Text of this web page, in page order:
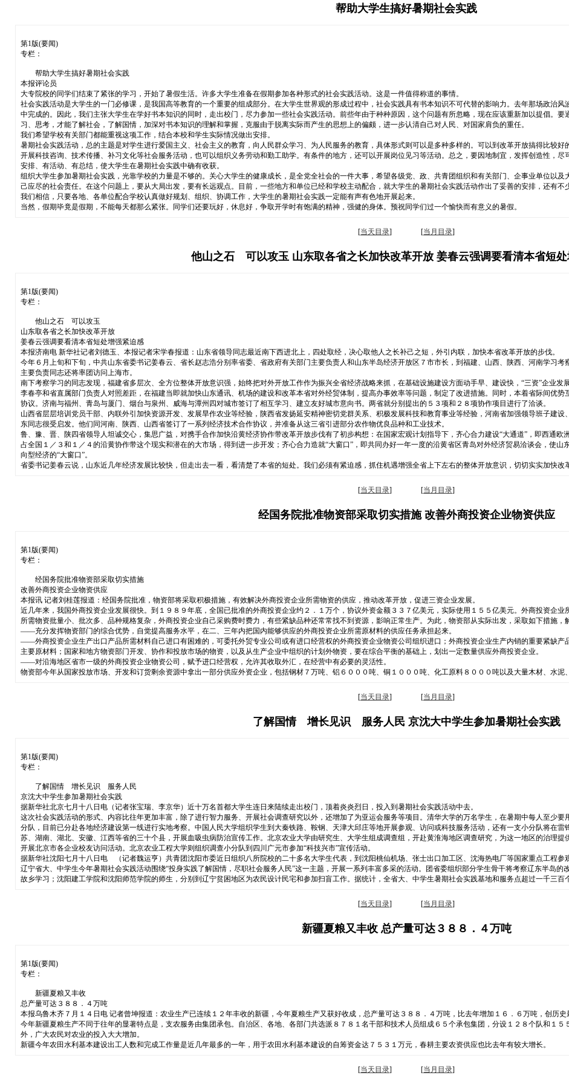
帮助大学生搞好暑期社会实践
第1版(要闻)
专栏：
帮助大学生搞好暑期社会实践
本报评论员
大专院校的同学们结束了紧张的学习，开始了暑假生活。许多大学生准备在假期参加各种形式的社会实践活动。这是一件值得称道的事情。
社会实践活动是大学生的一门必修课，是我国高等教育的一个重要的组成部分。在大学生世界观的形成过程中，社会实践具有书本知识不可代替的影响力。去年那场政治
中完成的。因此，我们主张大学生在学好书本知识的同时，走出校门，尽力参加一些社会实践活动。前些年由于种种原因，这个问题有所忽略，现在应该重新加以提倡。
习、思考，才能了解社会，了解国情，加深对书本知识的理解和掌握，克服由于脱离实际而产生的思想上的偏颇，进一步认清自己对人民、对国家肩负的重任。
我们希望学校有关部门都能重视这项工作，结合本校和学生实际情况做出安排。
暑期社会实践活动，总的主题是对学生进行爱国主义、社会主义的教育，向人民群众学习、为人民服务的教育，具体形式则可以是多种多样的。可以到改革开放搞得比较
开展科技咨询、技术传播、补习文化等社会服务活动，也可以组织义务劳动和勤工助学。有条件的地方，还可以开展岗位见习等活动。总之，要因地制宜，发挥创造性，
安排、有活动、有总结，使大学生在暑期社会实践中确有收获。
组织大学生参加暑期社会实践，光靠学校的力量是不够的。关心大学生的健康成长，是全党全社会的一件大事，希望各级党、政、共青团组织和有关部门、企事业单位以
己应尽的社会责任。在这个问题上，要从大局出发，要有长远观点。目前，一些地方和单位已经和学校主动配合，就大学生的暑期社会实践活动作出了妥善的安排，还有不
我们相信，只要各地、各单位配合学校认真做好规划、组织、协调工作，大学生的暑期社会实践一定能有声有色地开展起来。
当然，假期毕竟是假期，不能每天都那么紧张。同学们还要玩好，休息好，争取开学时有饱满的精神，强健的身体。预祝同学们过一个愉快而有意义的暑假。
[当天目录] [当月目录]
他山之石 可以攻玉 山东取各省之长加快改革开放 姜春云强调要看清本省短
第1版(要闻)
专栏：
他山之石 可以攻玉
山东取各省之长加快改革开放
姜春云强调要看清本省短处增强紧迫感
本报济南电 新华社记者刘德玉、本报记者宋学春报道：山东省领导同志最近南下西进北上，四处取经，决心取他人之长补己之短，外引内联，加快本省改革开放的步伐。
今年６月上旬和下旬，中共山东省委书记姜春云、省长赵志浩分别率省委、省政府有关部门主要负责人和山东半岛经济开放区７市市长，到福建、山西、陕西、河南学习
主要负责同志还将率团访问上海市。
南下考察学习的同志发现，福建省多层次、全方位整体开放意识强，始终把对外开放工作作为振兴全省经济战略来抓，在基础设施建设方面动手早、建设快，“三资”企业
李春亭和省直属部门负责人对照差距，在福建当即就加快山东通讯、机场的建设和改革本省对外经贸体制，提高办事效率等问题，制定了改进措施。同时，本着省际间优
协议。济南与福州、青岛与厦门、烟台与泉州、威海与潭州四对城市签订了相互学习、建立友好城市意向书。两省就分别提出的５３项和２８项协作项目进行了洽谈。
山西省层层培训党员干部、内联外引加快资源开发、发展旱作农业等经验，陕西省发扬延安精神密切党群关系、积极发展科技和教育事业等经验，河南省加强领导班子建
东同志很受启发。他们同河南、陕西、山西省签订了一系列经济技术合作协议，并准备从这三省引进部分农作物优良品种和工业技术。
鲁、豫、晋、陕四省领导人坦诚交心，集思广益，对携手合作加快沿黄经济协作带改革开放步伐有了初步构想：在国家宏观计划指导下，齐心合力建设“大通道”，即西通
占全国１／３和１／４的沿黄协作带这个现实和潜在的大市场，得到进一步开发；齐心合力造就“大窗口”，即共同办好一年一度的沿黄省区青岛对外经济贸易洽谈会，使
向型经济的“大窗口”。
省委书记姜春云说，山东近几年经济发展比较快，但走出去一看，看清楚了本省的短处。我们必须有紧迫感，抓住机遇增强全省上下左右的整体开放意识，切切实实加快改
[当天目录] [当月目录]
经国务院批准物资部采取切实措施 改善外商投资企业物资供应
第1版(要闻)
专栏：
经国务院批准物资部采取切实措施
改善外商投资企业物资供应
本报讯 记者刘桂莲报道：经国务院批准，物资部将采取积极措施，有效解决外商投资企业所需物资的供应，推动改革开放，促进三资企业发展。
近几年来，我国外商投资企业发展很快。到１９８９年底，全国已批准的外商投资企业约２．１万个，协议外资金额３３７亿美元，实际使用１５５亿美元。外商投资企
所需物资批量小、批次多、品种规格复杂，外商投资企业自己采购费时费力，有些紧缺品种还常常找不到资源，影响正常生产。为此，物资部从实际出发，采取如下措施，
——充分发挥物资部门的综合优势，自觉提高服务水平，在二、三年内把国内能够供应的外商投资企业所需原材料的供应任务承担起来。
——外商投资企业生产出口产品所需材料自己进口有困难的，可委托外贸专业公司或有进口经营权的外商投资企业物资公司组织进口；外商投资企业生产内销的重要紧缺
主要原材料；国家和地方物资部门开发、协作和投放市场的物资，以及从生产企业中组织的计划外物资，要在综合平衡的基础上，划出一定数量供应外商投资企业。
——对沿海地区省市一级的外商投资企业物资公司，赋予进口经营权，允许其收取外汇，在经营中有必要的灵活性。
物资部今年从国家投放市场、开发和订货剩余资源中拿出一部分供应外资企业，包括钢材７万吨、铝６０００吨、铜１０００吨、化工原料８０００吨以及大量木材、水泥
[当天目录] [当月目录]
了解国情 增长见识 服务人民 京沈大中学生参加暑期社会实践
第1版(要闻)
专栏：
了解国情 增长见识 服务人民
京沈大中学生参加暑期社会实践
据新华社北京七月十八日电（记者张宝瑞、李京华）近十万名首都大学生连日来陆续走出校门，顶着炎炎烈日，投入到暑期社会实践活动中去。
这次社会实践活动的形式、内容比往年更加丰富，除了进行智力服务、开展社会调查研究以外，还增加了为亚运会服务等项目。清华大学的万名学生，在暑期中每人至少
分队，目前已分赴各地经济建设第一线进行实地考察。中国人民大学组织学生到大秦铁路、鞍钢、天津大邱庄等地开展参观、访问或科技服务活动，还有一支小分队将在
苏、湖南、湖北、安徽、江西等省的三十个县，开展血吸虫病防治宣传工作。北京农业大学由研究生、大学生组成调查组，开赴黄淮海地区调查研究，为这一地区的治理
开展北京市各企业校友访问活动。北京农业工程大学则组织调查小分队到四川广元市参加“科技兴市”宣传活动。
据新华社沈阳七月十八日电 （记者魏运亨）共青团沈阳市委近日组织八所院校的二十多名大学生代表，到沈阳桃仙机场、张士出口加工区、沈海热电厂等国家重点工程参
辽宁省大、中学生今年暑期社会实践活动围绕“投身实践了解国情，尽职社会服务人民”这一主题，开展一系列丰富多采的活动。团省委组织部分学生骨干将考察辽东半岛
故乡学习；沈阳建工学院和沈阳师范学院的师生，分别到辽宁贫困地区为农民设计民宅和参加扫盲工作。据统计，全省大、中学生暑期社会实践基地和服务点超过一千三百个
[当天目录] [当月目录]
新疆夏粮又丰收 总产量可达３８８．４万吨
第1版(要闻)
专栏：
新疆夏粮又丰收
总产量可达３８８．４万吨
本报乌鲁木齐７月１４日电 记者曾坤报道：农业生产已连续１２年丰收的新疆，今年夏粮生产又获好收成，总产量可达３８８．４万吨，比去年增加１６．６万吨，创历史
今年新疆夏粮生产不同于往年的显著特点是，支农服务由集团承包。自治区、各地、各部门共选派８７８１名干部和技术人员组成６５个承包集团，分设１２８个队和１
外，广大农民对农业的投入大大增加。
新疆今年农田水利基本建设出工人数和完成工作量是近几年最多的一年，用于农田水利基本建设的自筹资金达７５３１万元，春耕主要农资供应也比去年有较大增长。
[当天目录] [当月目录]